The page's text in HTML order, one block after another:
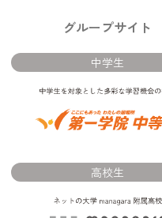
グループサイト
中学生
高校生